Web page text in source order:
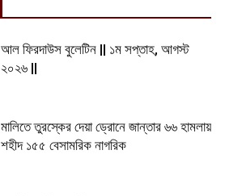
আল ফিরদাউস বুলেটিন || ১ম সপ্তাহ, আগস্ট
২০২৬ ||
মালিতে তুরস্কের দেয়া ড্রোনে জান্তার ৬৬ হামলায়
শহীদ ১৫৫ বেসামরিক নাগরিক